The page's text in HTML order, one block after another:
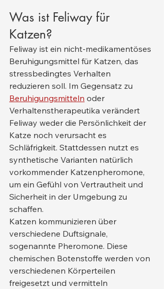
Was ist Feliway für
Katzen?
Feliway ist ein nicht-medikamentöses
Beruhigungsmittel für Katzen, das
stressbedingtes Verhalten
reduzieren soll. Im Gegensatz zu
Beruhigungsmitteln oder
Verhaltenstherapeutika verändert
Feliway weder die Persönlichkeit der
Katze noch verursacht es
Schläfrigkeit. Stattdessen nutzt es
synthetische Varianten natürlich
vorkommender Katzenpheromone,
um ein Gefühl von Vertrautheit und
Sicherheit in der Umgebung zu
schaffen.
Katzen kommunizieren über
verschiedene Duftsignale,
sogenannte Pheromone. Diese
chemischen Botenstoffe werden von
verschiedenen Körperteilen
freigesetzt und vermitteln